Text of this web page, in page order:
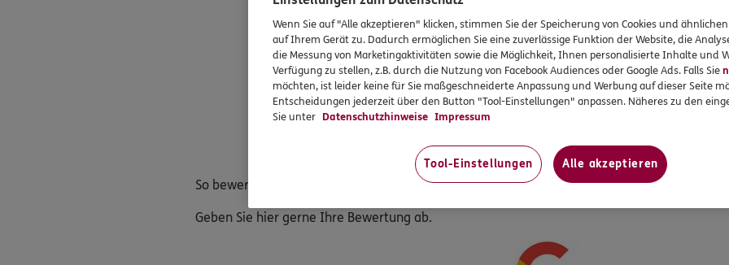
Mobil: 0171/2195038
KUNDENZUFRIEDENHEIT
Bewerten Sie hier
So bewerten Kundinnen und Kunden ERGO Versicherung Simon Schulze-Buxloh in Werne.
Geben Sie hier gerne Ihre Bewertung ab.
Wenn Sie auf "Alle akzeptieren" klicken, stimmen Sie der Speicherung von Cookies und
auf Ihrem Gerät zu. Dadurch ermöglichen Sie eine zuverlässige Funktion der Website, die
die Messung von Marketingaktivitäten sowie die Möglichkeit, Ihnen personalisierte Inhalte und
Verfügung zu stellen, z.B. durch die Nutzung von Facebook Audiences oder Google Ads. Falls Sie
möchten, ist leider keine für Sie maßgeschneiderte Anpassung und Werbung auf dieser Seite
Entscheidungen jederzeit über den Button "Tool-Einstellungen" anpassen. Näheres zu den
Sie unter Datenschutzhinweise Impressum
Tool-Einstellungen Alle akzeptieren